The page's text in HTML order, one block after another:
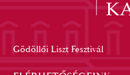
Gödöllői Liszt Fesztivál